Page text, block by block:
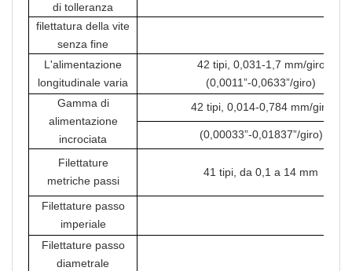
di tolleranza
filettatura della vite
senza fine
L'alimentazione
longitudinale varia
42 tipi, 0,031-1,7 mm/giro
(0,0011”-0,0633”/giro)
Gamma di
alimentazione
incrociata
42 tipi, 0,014-0,784 mm/giro
(0,00033”-0,01837”/giro)
Filettature
metriche passi
41 tipi, da 0,1 a 14 mm
Filettature passo
imperiale
Filettature passo
diametrale